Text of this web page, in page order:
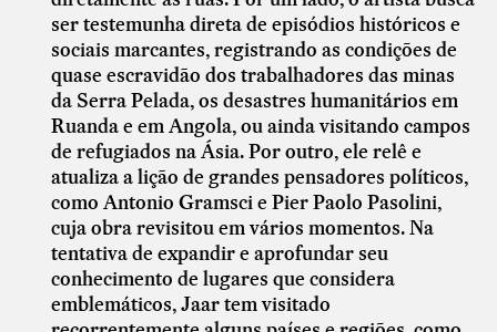
ser testemunha direta de episódios históricos e
sociais marcantes, registrando as condições de
quase escravidão dos trabalhadores das minas
da Serra Pelada, os desastres humanitários em
Ruanda e em Angola, ou ainda visitando campos
de refugiados na Ásia. Por outro, ele relê e
atualiza a lição de grandes pensadores políticos,
como Antonio Gramsci e Pier Paolo Pasolini,
cuja obra revisitou em vários momentos.Na
tentativa de expandir e aprofundar seu
conhecimento de lugares que considera
emblemáticos, Jaar tem visitado